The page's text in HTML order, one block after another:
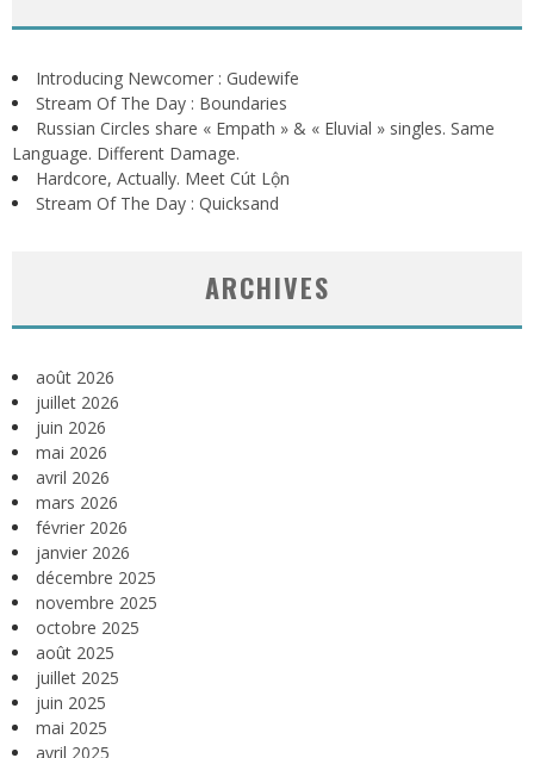
Introducing Newcomer : Gudewife
Stream Of The Day : Boundaries
Russian Circles share « Empath » & « Eluvial » singles. Same
Language. Different Damage.
Hardcore, Actually. Meet Cút Lộn
Stream Of The Day : Quicksand
ARCHIVES
août 2026
juillet 2026
juin 2026
mai 2026
avril 2026
mars 2026
février 2026
janvier 2026
décembre 2025
novembre 2025
octobre 2025
août 2025
juillet 2025
juin 2025
mai 2025
avril 2025